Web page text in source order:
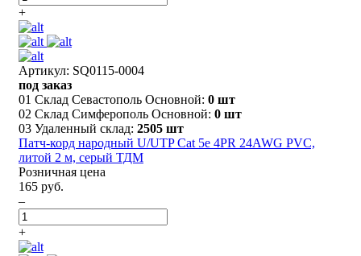
+
Артикул: SQ0115-0004
под заказ
01 Склад Севастополь Основной: 0 шт
02 Склад Симферополь Основной: 0 шт
03 Удаленный склад: 2505 шт
Патч-корд народный U/UTP Cat 5e 4PR 24AWG PVC,
литой 2 м, серый ТДМ
Розничная цена
165 руб.
–
+